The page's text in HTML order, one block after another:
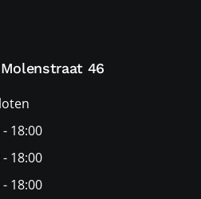
46
18:00
18:00
18:00